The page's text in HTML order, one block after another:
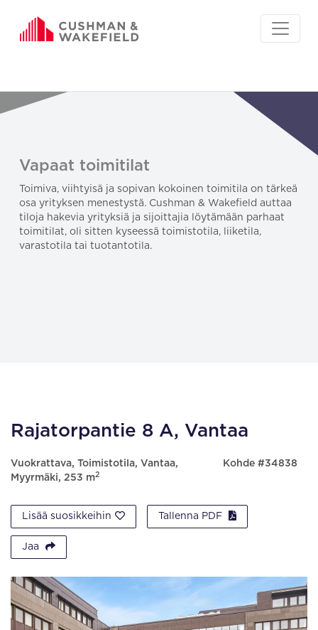
Vapaat toimitilat
Toimiva, viihtyisä ja sopivan kokoinen toimitila on tärkeä
osa yrityksen menestystä. Cushman & Wakefield auttaa
tiloja hakevia yrityksiä ja sijoittajia löytämään parhaat
toimitilat, oli sitten kyseessä toimistotila, liiketila,
varastotila tai tuotantotila.
Rajatorpantie 8 A, Vantaa
Vuokrattava, Toimistotila, Vantaa,
Myyrmäki, 253 m2
Kohde #34838
Lisää suosikkeihin Tallenna PDF
Jaa